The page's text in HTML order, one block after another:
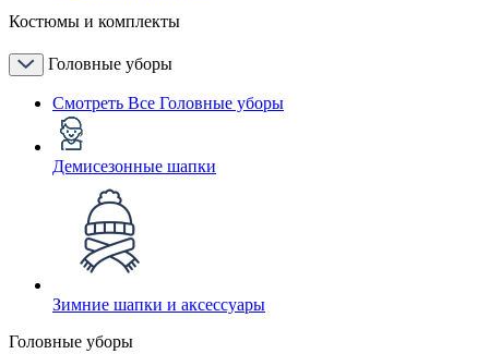
Костюмы и комплекты
Головные уборы
Смотреть Все Головные уборы
Демисезонные шапки
Зимние шапки и аксессуары
Головные уборы